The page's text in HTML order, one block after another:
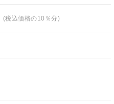
(税込価格の10％分)